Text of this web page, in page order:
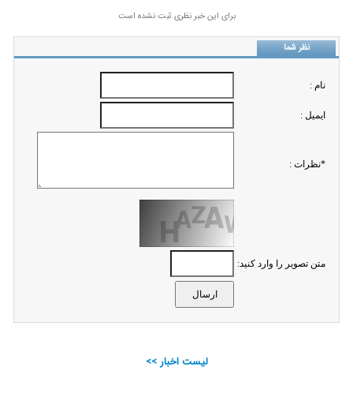
برای این خبر نظری ثبت نشده است
نظر شما
نام :
ايميل :
*نظرات :
متن تصویر را وارد کنید:
لیست اخبار >>